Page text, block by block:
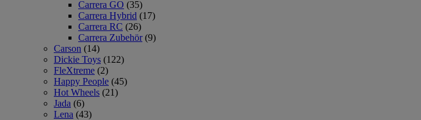
Carrera GO (35)
Carrera Hybrid (17)
Carrera RC (26)
Carrera Zubehör (9)
Carson (14)
Dickie Toys (122)
FleXtreme (2)
Happy People (45)
Hot Wheels (21)
Jada (6)
Lena (43)